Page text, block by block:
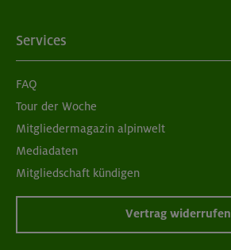
Services
FAQ
Tour der Woche
Mitgliedermagazin alpinwelt
Mediadaten
Mitgliedschaft kündigen
Vertrag widerrufen